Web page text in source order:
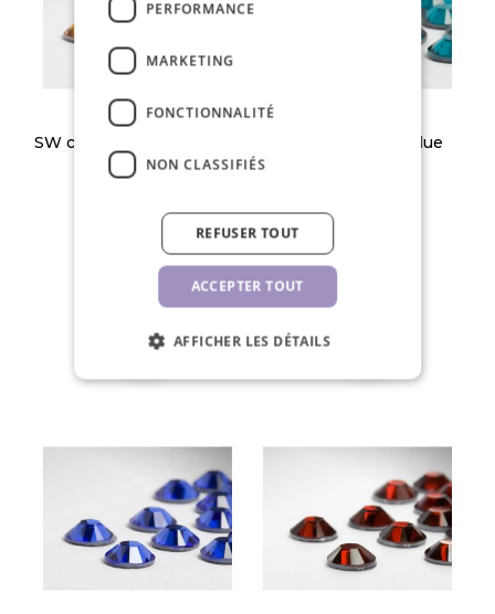
SW cristaux SS5 Topaz 50
pcs
PCE
SW cristaux SS8 Blue
PERFORMANCE
MARKETING
FONCTIONNALITÉ
NON CLASSIFIÉS
ACCEPTER TOUT
REFUSER TOUT
AFFICHER LES DÉTAILS